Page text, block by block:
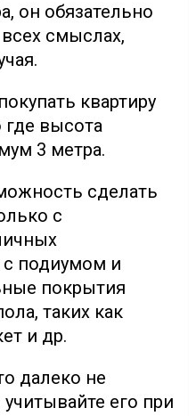
он обязательно
смыслах,
квартиру
высота
3 метра.
сделать
с
с подиумом и
покрытия
таких как
и др.
далеко не
его при